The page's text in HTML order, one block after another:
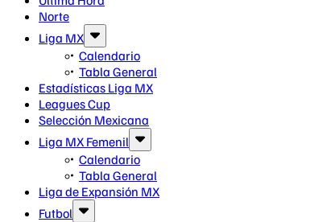
Norte
Liga MX
Calendario
Tabla General
Estadísticas Liga MX
Leagues Cup
Selección Mexicana
Liga MX Femenil
Calendario
Tabla General
Liga de Expansión MX
Futbol